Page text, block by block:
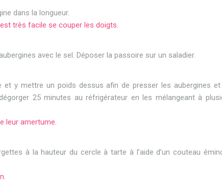
dans la longueur.
très facile se couper les doigts.
avec le sel. Déposer la passoire sur un saladier.
et y mettre un poids dessus afin de presser les aubergines et
25 minutes au réfrigérateur en les mélangeant à
leur amertume.
à la hauteur du cercle à tarte à l’aide d’un couteau